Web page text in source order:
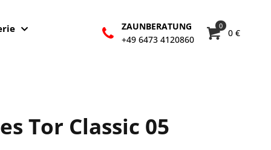
ZAUNBERATUNG
+49 6473 4120860
0
0 €
Tor Classic 05